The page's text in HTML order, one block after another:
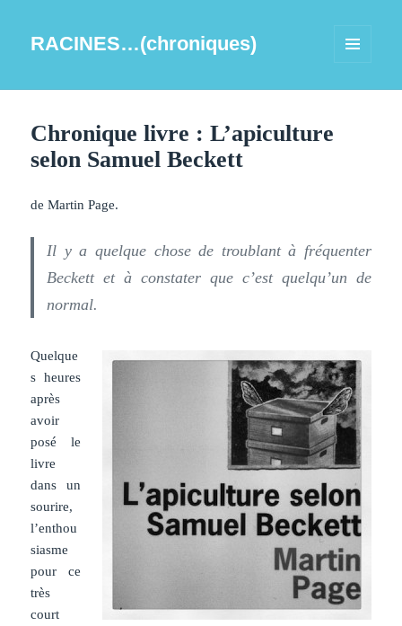
RACINES…(chroniques)
WIDGETS
Chronique livre : L’apiculture
selon Samuel Beckett
de Martin Page.
Il y a quelque chose de troublant à fréquenter
Beckett et à constater que c’est quelqu’un de
normal.
Quelque
s heures
après
avoir
posé le
livre
dans un
sourire,
l’enthou
siasme
pour ce
très
court